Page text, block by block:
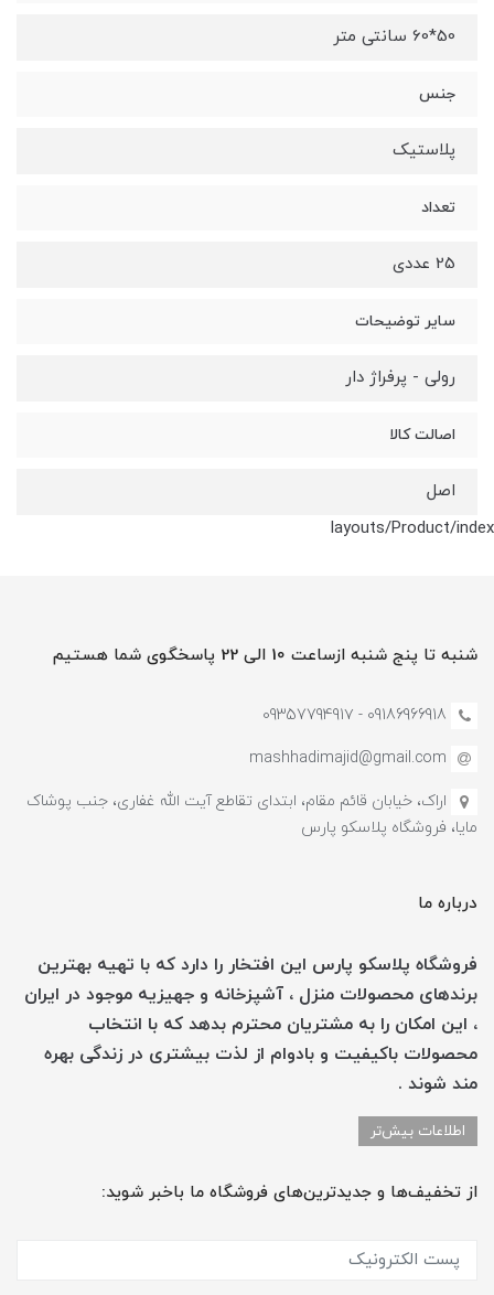
50*60 سانتی متر
جنس
پلاستیک
تعداد
25 عددی
سایر توضیحات
رولی - پرفراژ دار
اصالت کالا
اصل
layouts/Product/index
شنبه تا پنج شنبه ازساعت 10 الی 22 پاسخگوی شما هستیم
09186966918 - 0935779491۷
mashhadimajid@gmail.com
اراک، خیابان قائم مقام، ابتدای تقاطع آیت الله غفاری، جنب پوشاک
مایا، فروشگاه پلاسکو پارس
درباره ما
فروشگاه پلاسکو پارس این افتخار را دارد که با تهیه بهترین
برندهای محصولات منزل ، آشپزخانه و جهیزیه موجود در ایران
، این امکان را به مشتریان محترم بدهد که با انتخاب
محصولات باکیفیت و بادوام از لذت بیشتری در زندگی بهره
مند شوند .
اطلاعات بیش‌تر
از تخفیف‌ها و جدیدترین‌های فروشگاه ما باخبر شوید: